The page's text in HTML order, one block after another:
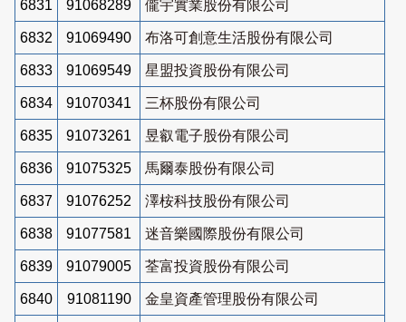
6831 91068289 儱宇實業股份有限公司
6832 91069490 布洛可創意生活股份有限公司
6833 91069549 星盟投資股份有限公司
6834 91070341 三杯股份有限公司
6835 91073261 昱叡電子股份有限公司
6836 91075325 馬爾泰股份有限公司
6837 91076252 澤桉科技股份有限公司
6838 91077581 迷音樂國際股份有限公司
6839 91079005 荃富投資股份有限公司
6840 91081190 金皇資產管理股份有限公司